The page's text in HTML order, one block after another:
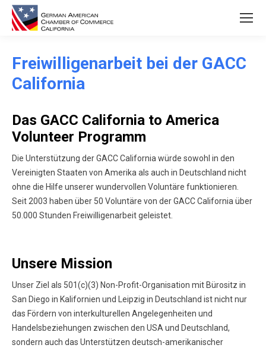
Freiwilligenarbeit bei der GACC
California
Das GACC California to America
Volunteer Programm
Die Unterstützung der GACC California würde sowohl in den
Vereinigten Staaten von Amerika als auch in Deutschland nicht
ohne die Hilfe unserer wundervollen Voluntäre funktionieren.
Seit 2003 haben über 50 Voluntäre von der GACC California über
50.000 Stunden Freiwilligenarbeit geleistet.
Unsere Mission
Unser Ziel als 501(c)(3) Non-Profit-Organisation mit Bürositz in
San Diego in Kalifornien und Leipzig in Deutschland ist nicht nur
das Fördern von interkulturellen Angelegenheiten und
Handelsbeziehungen zwischen den USA und Deutschland,
sondern auch das Unterstützen deutsch-amerikanischer